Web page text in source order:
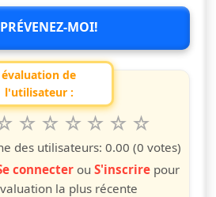
PRÉVENEZ-MOI!
évaluation de
l'utilisateur :
da 1 a 10 étoiles
10
étoiles
9
étoiles
8
étoiles
7
étoiles
6
étoiles
5
des utilisateurs: 0.00 (0 votes)
connecterou S'inscrirepour
la plus récente